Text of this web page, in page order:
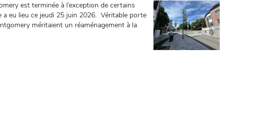
est terminée à l’exception de certains
a eu lieu ce jeudi 25 juin 2026. Véritable porte
méritaient un réaménagement à la